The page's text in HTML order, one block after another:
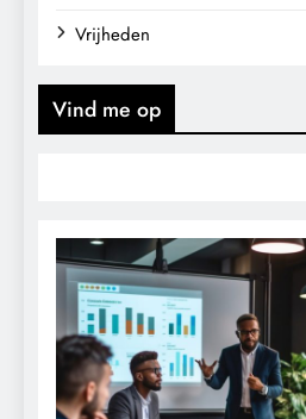
Vrijheden
Vind me op